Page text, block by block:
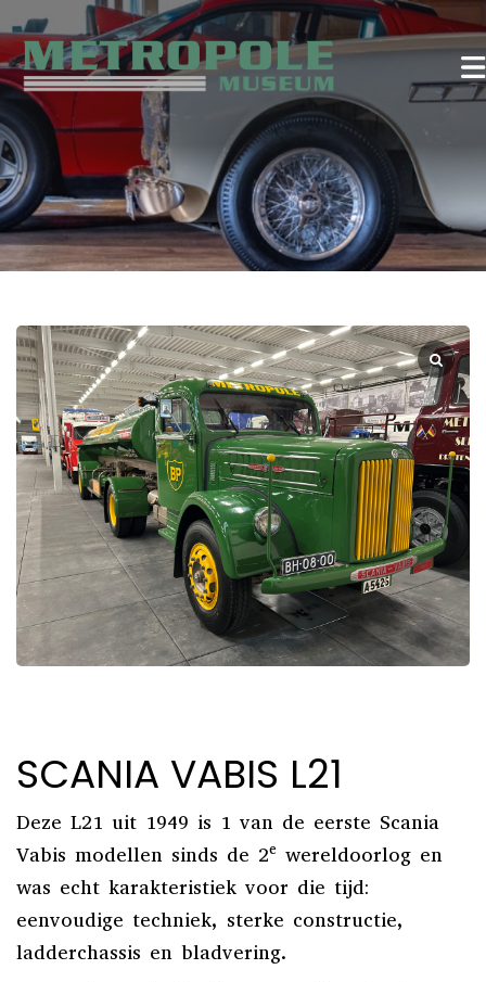
SCANIA VABIS L21
Deze L21 uit 1949 is 1 van de eerste Scania
Vabis modellen sinds de 2e wereldoorlog en
was echt karakteristiek voor die tijd:
eenvoudige techniek, sterke constructie,
ladderchassis en bladvering.